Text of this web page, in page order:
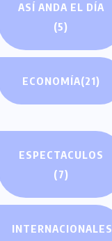
ASÍ ANDA EL DÍA
(5)
ECONOMÍA(21)
ESPECTACULOS
(7)
INTERNACIONALES